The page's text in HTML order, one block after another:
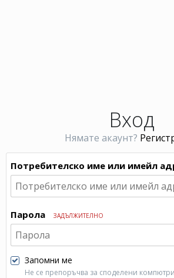
Вход
Нямате акаунт?
Потребителско име или имейл
Парола ЗАДЪЛЖИТЕЛНО
Запомни ме
Не се препоръчва за споделени